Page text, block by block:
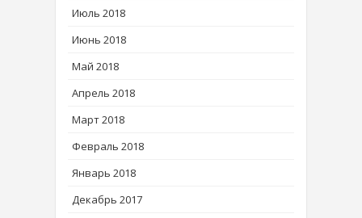
Июль 2018
Июнь 2018
Май 2018
Апрель 2018
Март 2018
Февраль 2018
Январь 2018
Декабрь 2017